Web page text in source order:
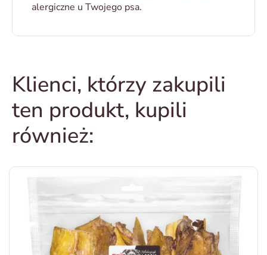
alergiczne u Twojego psa.
Klienci, którzy zakupili
ten produkt, kupili
również: